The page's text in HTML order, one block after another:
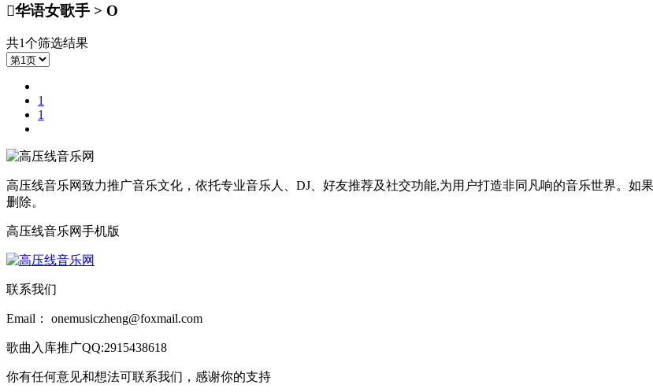
华语女歌手 > O
共1个筛选结果
1
1
高压线音乐网致力推广音乐文化，依托专业音乐人、DJ、好友推荐及社交功能,为用户打造非同凡响的音乐世界。如
删除。
高压线音乐网手机版
联系我们
Email： onemusiczheng@foxmail.com
歌曲入库推广QQ:2915438618
你有任何意见和想法可联系我们，感谢你的支持